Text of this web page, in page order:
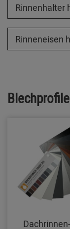
Rinnenhalter
Rinneneisen
Blechprofile